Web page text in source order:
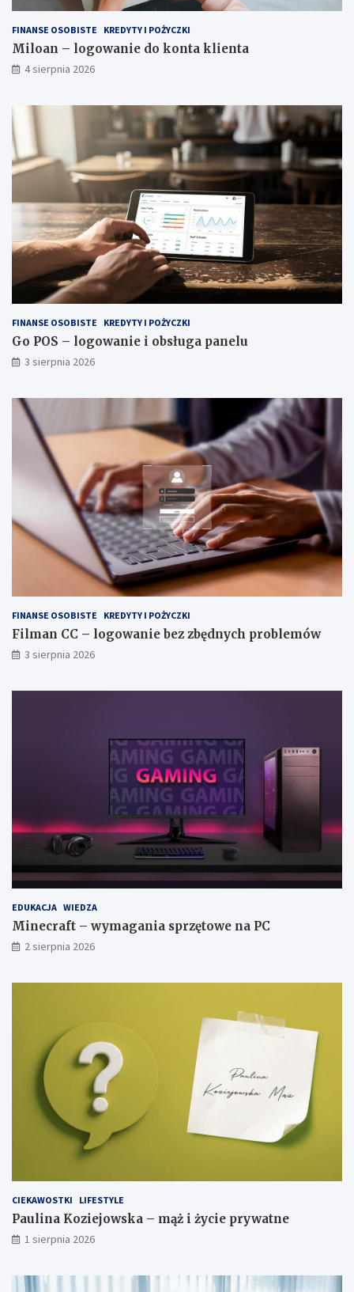
FINANSE OSOBISTE KREDYTY I POŻYCZKI
Miloan – logowanie do konta klienta
4 sierpnia 2026
FINANSE OSOBISTE KREDYTY I POŻYCZKI
Go POS – logowanie i obsługa panelu
3 sierpnia 2026
FINANSE OSOBISTE KREDYTY I POŻYCZKI
Filman CC – logowanie bez zbędnych problemów
3 sierpnia 2026
EDUKACJA WIEDZA
Minecraft – wymagania sprzętowe na PC
2 sierpnia 2026
CIEKAWOSTKI LIFESTYLE
Paulina Koziejowska – mąż i życie prywatne
1 sierpnia 2026